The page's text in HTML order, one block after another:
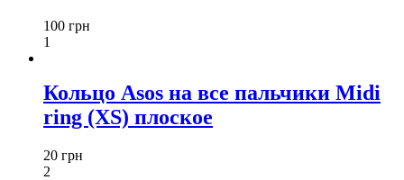
100 грн
1
Кольцо Asos на все пальчики Midi
ring (XS) плоское
20 грн
2